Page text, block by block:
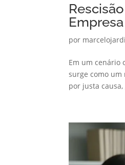
por
Em um cenário
surge como um
por justa